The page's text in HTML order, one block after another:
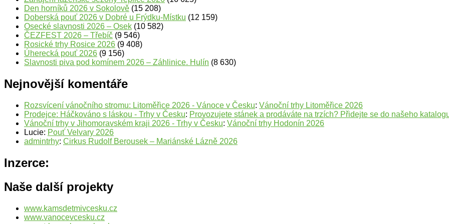
Den horníků 2026 v Sokolově (15 208)
Doberská pouť 2026 v Dobré u Frýdku-Místku (12 159)
Osecké slavnosti 2026 – Osek (10 582)
ČEZFEST 2026 – Třebíč (9 546)
Rosické trhy Rosice 2026 (9 408)
Úherecká pouť 2026 (9 156)
Slavnosti piva pod komínem 2026 – Záhlinice. Hulín (8 630)
Nejnovější komentáře
Rozsvícení vánočního stromu: Litoměřice 2026 - Vánoce v Česku: Vánoční trhy Litoměřice 2026
Prodejce: Háčkováno s láskou - Trhy v Česku: Provozujete stánek a prodáváte na trzích? Přidejte se do našeho
Vánoční trhy v Jihomoravském kraji 2026 - Trhy v Česku: Vánoční trhy Hodonín 2026
Lucie: Pouť Velvary 2026
admintrhy: Cirkus Rudolf Berousek – Mariánské Lázně 2026
Inzerce:
Naše další projekty
www.kamsdetmivcesku.cz
www.vanocevcesku.cz